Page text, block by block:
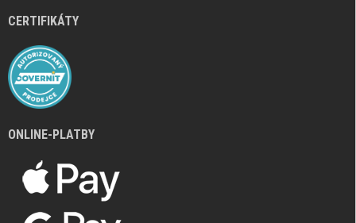
CERTIFIKÁTY
ONLINE-PLATBY